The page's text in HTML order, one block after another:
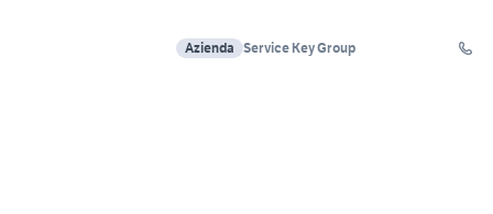
Azienda Service Key Group